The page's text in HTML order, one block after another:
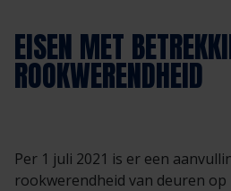
Veelgestelde vragen
Brochures
Technische documentatie
EISEN MET
ROOKWERENDHEID
Per 1 juli 2021 is er een
rookwerendheid van deuren